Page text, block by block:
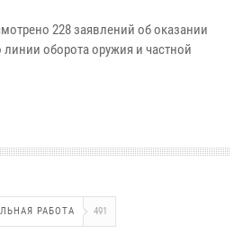
228 заявлений об оказании
линии оборота оружия и частной
РАБОТА 491